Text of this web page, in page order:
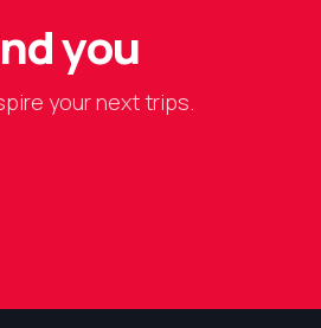
you
your next trips.